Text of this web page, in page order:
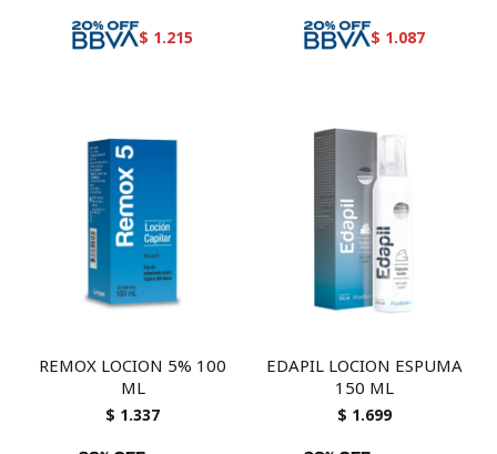
$ 1.215 $ 1.087
REMOX LOCION 5% 100
ML
$ 1.337
EDAPIL LOCION ESPUMA
150 ML
$ 1.699